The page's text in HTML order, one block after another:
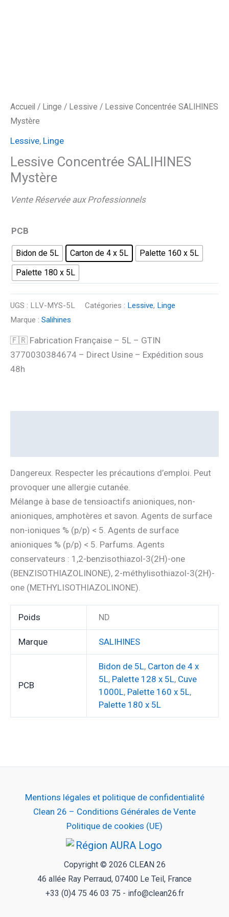
Accueil / Linge / Lessive / Lessive Concentrée SALIHINES
Mystère
Lessive, Linge
Lessive Concentrée SALIHINES
Mystère
Vente Réservée aux Professionnels
PCB
Bidon de 5L Carton de 4 x 5L
Palette 160 x 5L
Palette 180 x 5L
UGS : LLV-MYS-5L Catégories : Lessive, Linge
Marque : Salihines
🇫🇷 Fabrication Française – 5L – GTIN
3770030384674 – Direct Usine – Expédition sous
48h
Dangereux. Respecter les précautions d’emploi. Peut
provoquer une allergie cutanée.
Mélange à base de tensioactifs anioniques, non-
anioniques, amphotères et savon. Agents de surface
non-ioniques % (p/p) < 5. Agents de surface
anioniques % (p/p) < 5. Parfums. Agents
conservateurs : 1,2-benzisothiazol-3(2H)-one
(BENZISOTHIAZOLINONE), 2-méthylisothiazol-3(2H)-
one (METHYLISOTHIAZOLINONE).
Poids ND
Marque SALIHINES
PCB
Bidon de 5L, Carton de 4 x
5L, Palette 128 x 5L, Cuve
1000L, Palette 160 x 5L,
Palette 180 x 5L
Mentions légales et politique de confidentialité
Clean 26 – Conditions Générales de Vente
Politique de cookies (UE)
Copyright © 2026 CLEAN 26
46 allée Ray Perraud, 07400 Le Teil, France
+33 (0)4 75 46 03 75 - info@clean26.fr